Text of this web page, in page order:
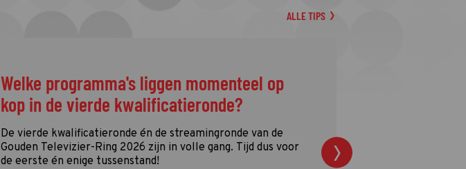
ALLE TIPS
Welke programma's liggen momenteel op
kop in de vierde kwalificatieronde?
De vierde kwalificatieronde én de streamingronde van de
Gouden Televizier-Ring 2026 zijn in volle gang. Tijd dus voor
de eerste én enige tussenstand!